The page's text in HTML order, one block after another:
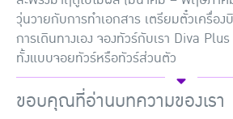
วุ่นวายกับการทำเอกสาร เตรียมตั๋วเครื่อ
การเดินทางเอง จองทัวร์กับเรา Diva
ทั้งแบบจอยทัวร์หรือทัวร์ส่วนตัว
ขอบคุณที่อ่านบทความของเรา